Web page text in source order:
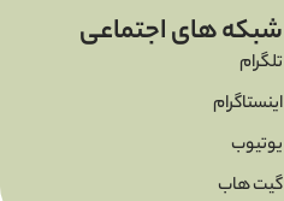
شبکه های اجتماعی
تلگرام
اینستاگرام
یوتیوب
گیت هاب